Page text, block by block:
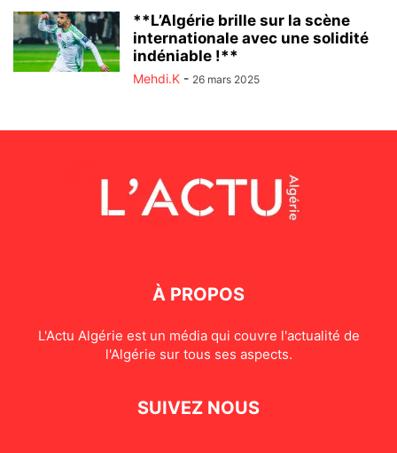
**L’Algérie brille sur la scène
internationale avec une solidité
indéniable !**
Mehdi.K - 26 mars 2025
À PROPOS
L'Actu Algérie est un média qui couvre l'actualité de
l'Algérie sur tous ses aspects.
SUIVEZ NOUS